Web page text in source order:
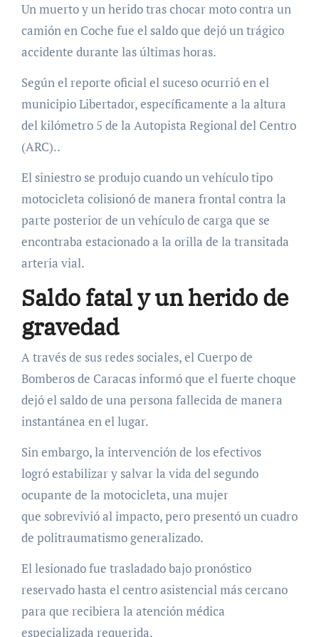
Un muerto y un herido tras chocar moto contra un
camión en Coche fue el saldo que dejó un trágico
accidente durante las últimas horas.
Según el reporte oficial el suceso ocurrió en el
municipio Libertador, específicamente a la altura
del kilómetro 5 de la Autopista Regional del Centro
(ARC)..
El siniestro se produjo cuando un vehículo tipo
motocicleta colisionó de manera frontal contra la
parte posterior de un vehículo de carga que se
encontraba estacionado a la orilla de la transitada
arteria vial.
Saldo fatal y un herido de
gravedad
A través de sus redes sociales, el Cuerpo de
Bomberos de Caracas informó que el fuerte choque
dejó el saldo de una persona fallecida de manera
instantánea en el lugar.
Sin embargo, la intervención de los efectivos
logró estabilizar y salvar la vida del segundo
ocupante de la motocicleta, una mujer
que sobrevivió al impacto, pero presentó un cuadro
de politraumatismo generalizado.
El lesionado fue trasladado bajo pronóstico
reservado hasta el centro asistencial más cercano
para que recibiera la atención médica
especializada requerida.